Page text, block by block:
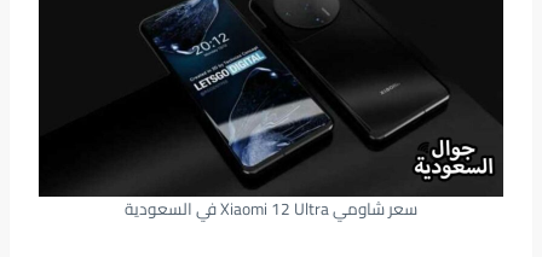
سعر شاومي Xiaomi 12 Ultra في السعودية